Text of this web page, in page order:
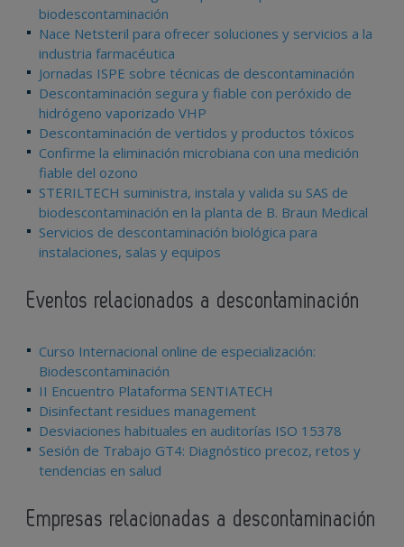
biodescontaminación
Nace Netsteril para ofrecer soluciones y servicios a la
industria farmacéutica
Jornadas ISPE sobre técnicas de descontaminación
Descontaminación segura y fiable con peróxido de
hidrógeno vaporizado VHP
Descontaminación de vertidos y productos tóxicos
Confirme la eliminación microbiana con una medición
fiable del ozono
STERILTECH suministra, instala y valida su SAS de
biodescontaminación en la planta de B. Braun Medical
Servicios de descontaminación biológica para
instalaciones, salas y equipos
Eventos relacionados a descontaminación
Curso Internacional online de especialización:
Biodescontaminación
II Encuentro Plataforma SENTIATECH
Disinfectant residues management
Desviaciones habituales en auditorías ISO 15378
Sesión de Trabajo GT4: Diagnóstico precoz, retos y
tendencias en salud
Empresas relacionadas a descontaminación